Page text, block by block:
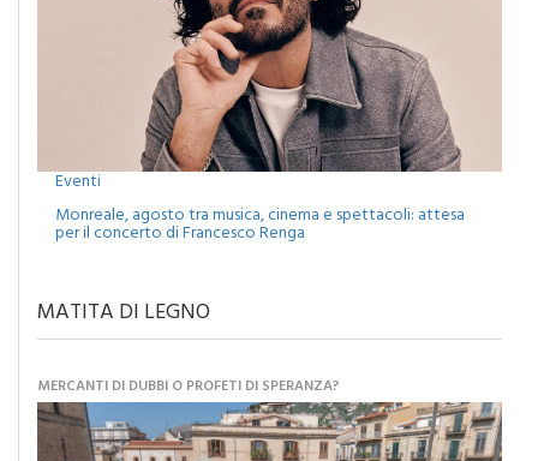
Eventi
Monreale, agosto tra musica, cinema e spettacoli: attesa
per il concerto di Francesco Renga
MATITA DI LEGNO
MERCANTI DI DUBBI O PROFETI DI SPERANZA?